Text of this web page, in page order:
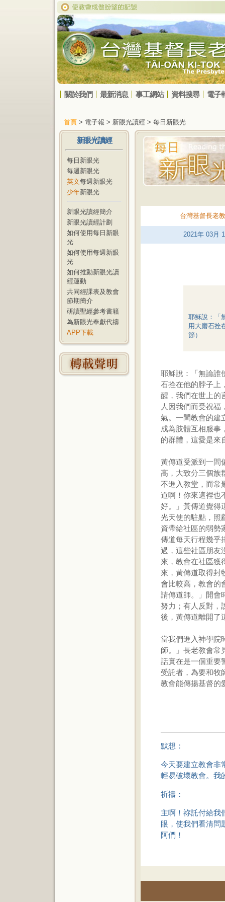
關於我們 最新消息 事工網站 資料搜尋 電子
首頁 > 電子報 > 新眼光讀經 > 每日新眼光
新眼光讀經
每日新眼光
每週新眼光
英文每週新眼光
少年新眼光
新眼光讀經簡介
新眼光讀經計劃
如何使用每日新眼
光
如何使用每週新眼
光
如何推動新眼光讀
經運動
共同經課表及教會
節期簡介
研讀聖經參考書籍
為新眼光奉獻代禱
APP下載
台灣基督長老
2021年 03月
耶穌說：「
用大磨石拴
節）
耶穌說：「無論誰
石拴在他的脖子上
醒，我們在世上的
人因我們而受祝福
氣。一間教會的建
成為肢體互相服事
的群體，這愛是來
黃傳道受派到一間
高，大致分三個族
不進入教堂，而常
道啊！你來這裡也
好。」黃傳道覺得
光天使的駐點，照
資帶給社區的弱勢
傳道每天行程幾乎
過，這些社區朋友
來，教會在社區獲
來，黃傳道取得封
會比較高，教會的
請傳道師。」開會
努力；有人反對，
後，黃傳道離開了
當我們進入神學院
師。」長老教會常
話實在是一個重要
受託者，為要和牧
教會能傳揚基督的
默想：
今天要建立教會非
輕易破壞教會。我
祈禱：
主啊！祢託付給我
眼，使我們看清問
阿們！